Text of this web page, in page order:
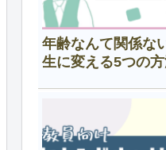
年齢なんて関係な
生に変える5つの